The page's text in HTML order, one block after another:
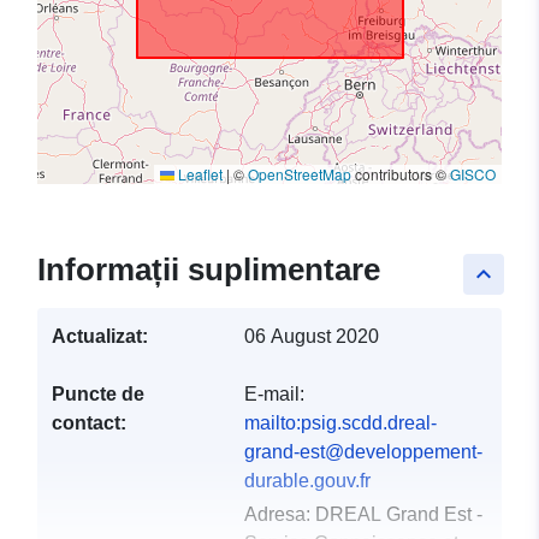
Leaflet |©OpenStreetMapcontributors ©GISCO
keyboard_arrow_up
Informații suplimentare
Actualizat: 06 August 2020
Puncte de
contact:
E-mail:
mailto:psig.scdd.dreal-
grand-est@developpement-
durable.gouv.fr
Adresa: DREAL Grand Est -